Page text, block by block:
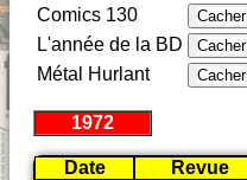
Comics 130 Cacher
L'année de la BD Cacher
Métal Hurlant Cacher
1972
Date Revue